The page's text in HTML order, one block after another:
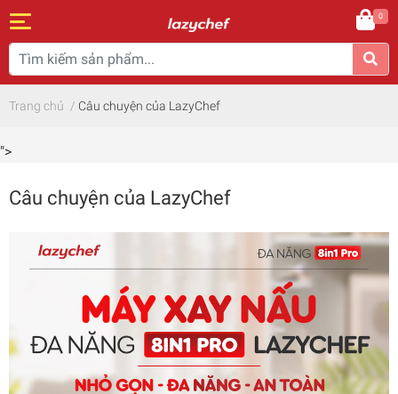
0
Trang chủ / Câu chuyện của LazyChef
">
Câu chuyện của LazyChef